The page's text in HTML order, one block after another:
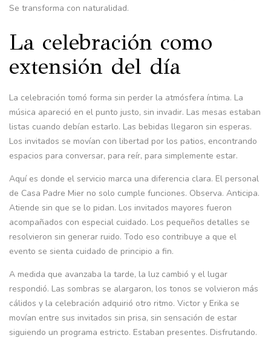
Se transforma con naturalidad.
La celebración como
extensión del día
La celebración tomó forma sin perder la atmósfera íntima. La
música apareció en el punto justo, sin invadir. Las mesas estaban
listas cuando debían estarlo. Las bebidas llegaron sin esperas.
Los invitados se movían con libertad por los patios, encontrando
espacios para conversar, para reír, para simplemente estar.
Aquí es donde el servicio marca una diferencia clara. El personal
de Casa Padre Mier no solo cumple funciones. Observa. Anticipa.
Atiende sin que se lo pidan. Los invitados mayores fueron
acompañados con especial cuidado. Los pequeños detalles se
resolvieron sin generar ruido. Todo eso contribuye a que el
evento se sienta cuidado de principio a fin.
A medida que avanzaba la tarde, la luz cambió y el lugar
respondió. Las sombras se alargaron, los tonos se volvieron más
cálidos y la celebración adquirió otro ritmo. Victor y Erika se
movían entre sus invitados sin prisa, sin sensación de estar
siguiendo un programa estricto. Estaban presentes. Disfrutando.